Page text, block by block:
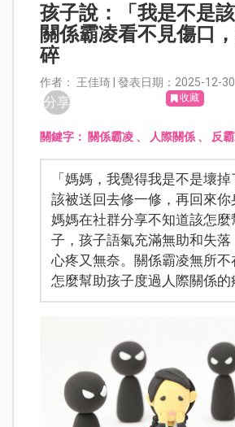
孩子說：「我是不是
關係霸凌看不見傷口
碎
作者： 王佳琦 | 發表日期：2025-12-30
分享 收藏
關鍵字：關係霸凌 、 人際關係 、 反
「媽媽，我覺得我是不是壞
該被送回去修一修，再回來你
媽媽在社群分享不知道該怎
子，孩子語氣充滿無助和失
心疼又無奈。關係霸凌無所
怎麼幫助孩子度過人際關係的